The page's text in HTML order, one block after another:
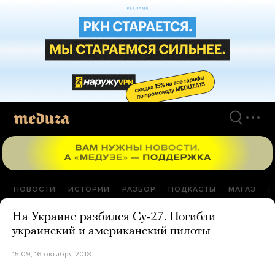
НОВОСТИ ИСТОРИИ РАЗБОР ПОДКАСТЫ МАГАЗ
На Украине разбился Су-27. Погибли
украинский и американский пилоты
15:09, 16 октября 2018